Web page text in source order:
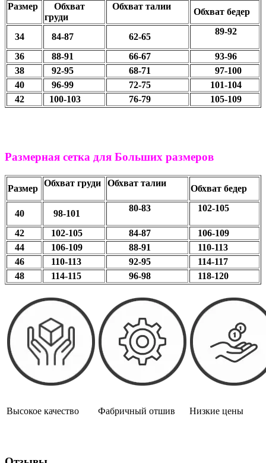
Размер
Обхват
груди
Обхват талии
Обхват бедер
34 84-87 62-65
89-92
36 88-91 66-67
93-96
38
92-95 68-71
97-100
40
96-99 72-75
101-104
42
100-103 76-79 105-109
Размерная сетка для Больших размеров
Размер
Обхват груди Обхват талии
Обхват бедер
40 98-101
80-83 102-105
42 102-105 84-87
106-109
44
106-109 88-91
110-113
46
110-113 92-95
114-117
48
114-115 96-98 118-120
Высокое качество Фабричный отшив Низкие цены